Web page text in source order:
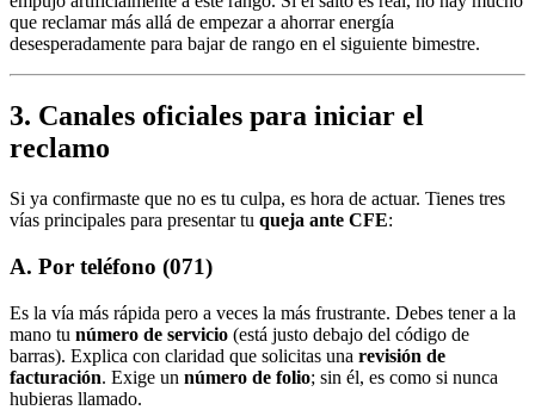
que reclamar más allá de empezar a ahorrar energía
desesperadamente para bajar de rango en el siguiente bimestre.
3. Canales oficiales para iniciar el
reclamo
Si ya confirmaste que no es tu culpa, es hora de actuar. Tienes tres
vías principales para presentar tu queja ante CFE:
A. Por teléfono (071)
Es la vía más rápida pero a veces la más frustrante. Debes tener a la
mano tu número de servicio (está justo debajo del código de
barras). Explica con claridad que solicitas una revisión de
facturación. Exige un número de folio; sin él, es como si nunca
hubieras llamado.